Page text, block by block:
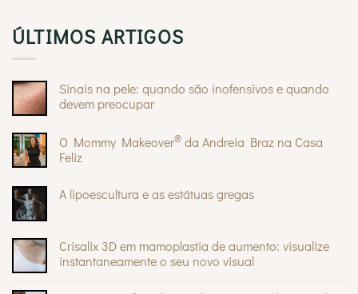
ÚLTIMOS ARTIGOS
Sinais na pele: quando são inofensivos e quando
devem preocupar
em
Sinais
na
são
inofensivos
preocupar
O Mommy Makeover® da Andreia Braz na Casa
Feliz
em
Andreia
Braz
na
A lipoescultura e as estátuas gregas
A
lipoescultura
e
Crisalix 3D em mamoplastia de aumento: visualize
instantaneamente o seu novo visual